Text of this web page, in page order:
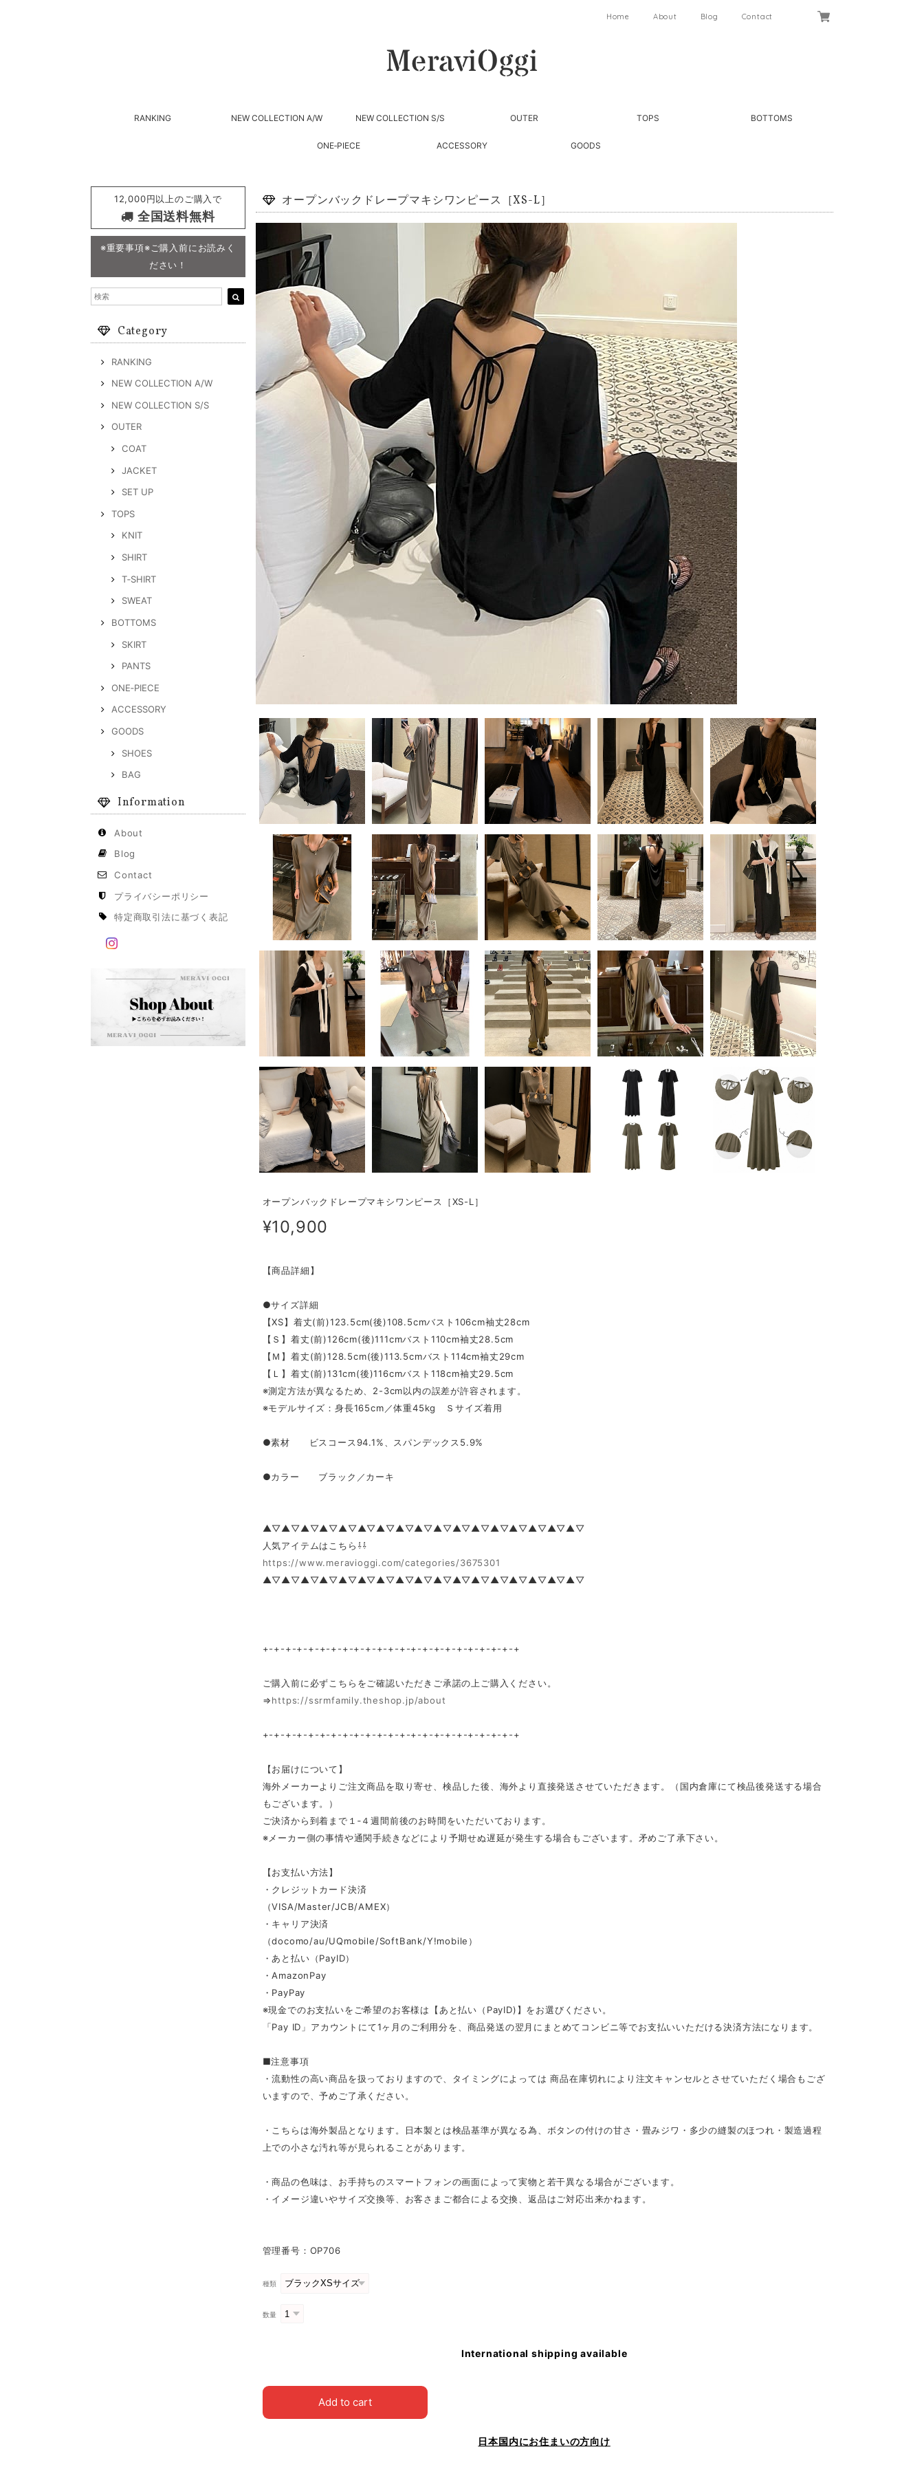
Home About Blog Contact
RANKING NEW COLLECTION A/W NEW COLLECTION S/S OUTER TOPS BOTTOMS
ONE‐PIECE ACCESSORY GOODS
12,000円以上のご購入で
全国送料無料
※重要事項※ご購入前にお読みく
ださい！
Category
RANKING
NEW COLLECTION A/W
NEW COLLECTION S/S
OUTER
COAT
JACKET
SET UP
TOPS
KNIT
SHIRT
T‐SHIRT
SWEAT
BOTTOMS
SKIRT
PANTS
ONE‐PIECE
ACCESSORY
GOODS
SHOES
BAG
Information
About
Blog
Contact
プライバシーポリシー
特定商取引法に基づく表記
オープンバックドレープマキシワンピース［XS-L］
オープンバックドレープマキシワンピース［XS-L］
¥10,900
【商品詳細】
●サイズ詳細
【XS】着丈(前)123.5cm(後)108.5cmバスト106cm袖丈28cm
【Ｓ】着丈(前)126cm(後)111cmバスト110cm袖丈28.5cm
【Ｍ】着丈(前)128.5cm(後)113.5cmバスト114cm袖丈29cm
【Ｌ】着丈(前)131cm(後)116cmバスト118cm袖丈29.5cm
※測定方法が異なるため、2-3cm以内の誤差が許容されます。
※モデルサイズ：身長165cm／体重45kg Ｓサイズ着用
●素材 ビスコース94.1%、スパンデックス5.9%
●カラー ブラック／カーキ
▲▽▲▽▲▽▲▽▲▽▲▽▲▽▲▽▲▽▲▽▲▽▲▽▲▽▲▽▲▽▲▽▲▽
人気アイテムはこちら⇩⇩
https://www.meravioggi.com/categories/3675301
▲▽▲▽▲▽▲▽▲▽▲▽▲▽▲▽▲▽▲▽▲▽▲▽▲▽▲▽▲▽▲▽▲▽
+-+-+-+-+-+-+-+-+-+-+-+-+-+-+-+-+-+-+-+-+-+-+
ご購入前に必ずこちらをご確認いただきご承諾の上ご購入ください。
⇒https://ssrmfamily.theshop.jp/about
+-+-+-+-+-+-+-+-+-+-+-+-+-+-+-+-+-+-+-+-+-+-+
【お届けについて】
海外メーカーよりご注文商品を取り寄せ、検品した後、海外より直接発送させていただきます。（国内倉庫にて検品後発送する場合
もございます。）
ご決済から到着まで１‐４週間前後のお時間をいただいております。
※メーカー側の事情や通関手続きなどにより予期せぬ遅延が発生する場合もございます。矛めご了承下さい。
【お支払い方法】
・クレジットカード決済
（VISA/Master/JCB/AMEX）
・キャリア決済
（docomo/au/UQmobile/SoftBank/Y!mobile）
・あと払い（PayID）
・AmazonPay
・PayPay
※現金でのお支払いをご希望のお客様は【あと払い（PayID)】をお選びください。
「Pay ID」アカウントにて1ヶ月のご利用分を、商品発送の翌月にまとめてコンビニ等でお支払いいただける決済方法になります。
■注意事項
・流動性の高い商品を扱っておりますので、タイミングによっては 商品在庫切れにより注文キャンセルとさせていただく場合もござ
いますので、予めご了承ください。
・こちらは海外製品となります。日本製とは検品基準が異なる為、ボタンの付けの甘さ・畳みジワ・多少の縫製のほつれ・製造過程
上での小さな汚れ等が見られることがあります。
・商品の色味は、お手持ちのスマートフォンの画面によって実物と若干異なる場合がございます。
・イメージ違いやサイズ交換等、お客さまご都合による交換、返品はご対応出来かねます。
管理番号：OP706
種類
数量
International shipping available
Add to cart
日本国内にお住まいの方向け